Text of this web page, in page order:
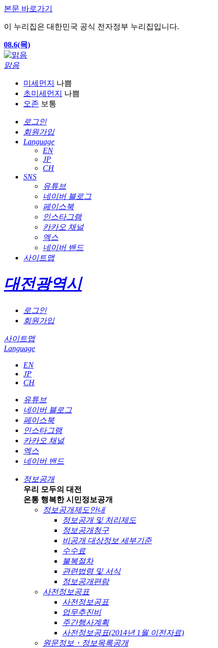
본문 바로가기
이 누리집은 대한민국 공식 전자정부 누리집입니다.
08.6(목)
맑음
미세먼지
나쁨
초미세먼지
나쁨
오존 보통
로그인
회원가입
Language
EN
JP
CH
SNS
유튜브
네이버 블로그
페이스북
인스타그램
카카오 채널
엑스
네이버 밴드
사이트맵
대전광역시
로그인
회원가입
사이트맵
Language
EN
JP
CH
유튜브
네이버 블로그
페이스북
인스타그램
카카오 채널
엑스
네이버 밴드
정보공개
우리 모두의 대전
온통 행복한 시민정보공개
정보공개제도안내
정보공개 및 처리제도
정보공개청구
비공개 대상정보 세부기준
수수료
불복절차
관련법령 및 서식
정보공개편람
사전정보공표
사전정보공표
업무추진비
주간행사계획
사전정보공표(2014년 1월 이전자료)
원문정보・정보목록공개